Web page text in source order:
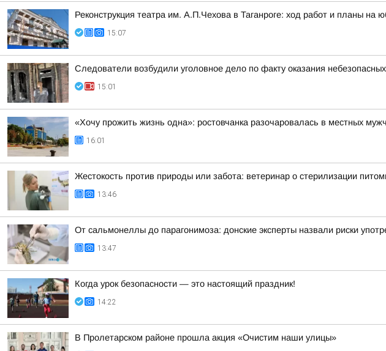
Реконструкция театра им. А.П.Чехова в Таганроге: ход работ и планы на
15:07
Следователи возбудили уголовное дело по факту оказания
15:01
«Хочу прожить жизнь одна»: ростовчанка разочаровалась в местных
16:01
Жестокость против природы или забота: ветеринар о стерилизации
13:46
От сальмонеллы до парагонимоза: донские эксперты назвали риски
13:47
Когда урок безопасности — это настоящий праздник!
14:22
В Пролетарском районе прошла акция «Очистим наши улицы»